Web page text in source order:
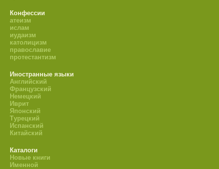
Конфессии
атеизм
ислам
иудаизм
католицизм
православие
протестантизм
Иностранные языки
Английский
Французский
Немецкий
Иврит
Японский
Турецкий
Испанский
Китайский
Каталоги
Новые книги
Именной